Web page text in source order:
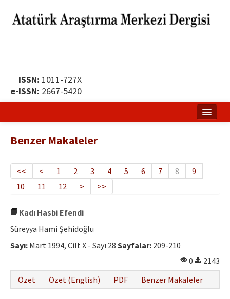
ISSN: 1011-727X
e-ISSN: 2667-5420
Yayın Politikası
Dergi Kurulları
Yayın İlkeleri
Etik İlkeler
Yazar Rehberi
Hakem Rehberi
Benzer Makaleler
<< < 1 2 3 4 5 6 7 8
9
10
11 12 > >>
Kadı Hasbi Efendi
Süreyya Hami Şehidoğlu
Sayı: Mart 1994, Cilt X - Sayı 28 Sayfalar: 209-210
0
2143
Özet
Özet (English) PDF Benzer Makaleler